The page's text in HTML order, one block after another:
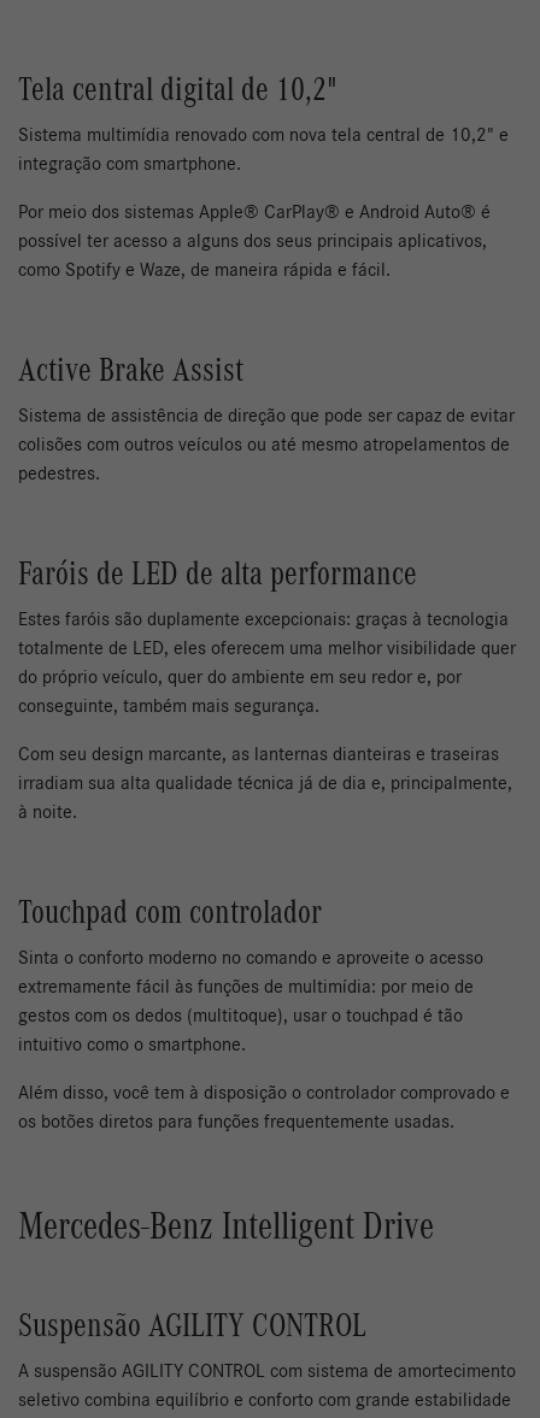
Tela central digital de 10,2"
Sistema multimídia renovado com nova tela central de 10,2" e
integração com smartphone.
Por meio dos sistemas Apple® CarPlay® e Android Auto® é
possível ter acesso a alguns dos seus principais aplicativos,
como Spotify e Waze, de maneira rápida e fácil.
Active Brake Assist
Sistema de assistência de direção que pode ser capaz de evitar
colisões com outros veículos ou até mesmo atropelamentos de
pedestres.
Faróis de LED de alta performance
Estes faróis são duplamente excepcionais: graças à tecnologia
totalmente de LED, eles oferecem uma melhor visibilidade quer
do próprio veículo, quer do ambiente em seu redor e, por
conseguinte, também mais segurança.
Com seu design marcante, as lanternas dianteiras e traseiras
irradiam sua alta qualidade técnica já de dia e, principalmente,
à noite.
Touchpad com controlador
Sinta o conforto moderno no comando e aproveite o acesso
extremamente fácil às funções de multimídia: por meio de
gestos com os dedos (multitoque), usar o touchpad é tão
intuitivo como o smartphone.
Além disso, você tem à disposição o controlador comprovado e
os botões diretos para funções frequentemente usadas.
Mercedes-Benz Intelligent Drive
Suspensão AGILITY CONTROL
A suspensão AGILITY CONTROL com sistema de amortecimento
seletivo combina equilíbrio e conforto com grande estabilidade